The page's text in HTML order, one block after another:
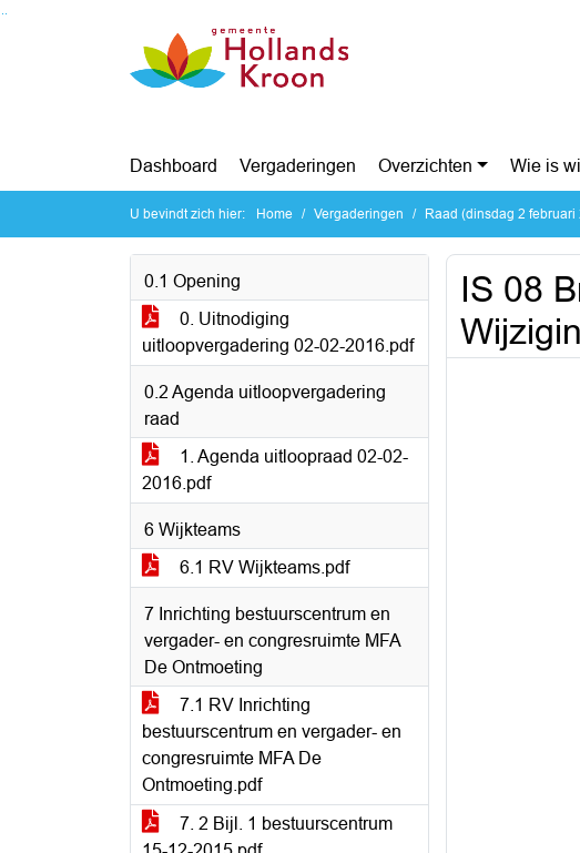
Ga naar de inhoud van deze pagina
Dashboard Vergaderingen Overzichten Wie is
U bevindt zich hier: Home Vergaderingen Raad (dinsdag 2 februari
0.1 Opening
0. Uitnodiging
uitloopvergadering 02-02-2016.pdf
0.2 Agenda uitloopvergadering
raad
1. Agenda uitloopraad 02-02-
2016.pdf
6 Wijkteams
6.1 RV Wijkteams.pdf
7 Inrichting bestuurscentrum en
vergader- en congresruimte MFA
De Ontmoeting
7.1 RV Inrichting
bestuurscentrum en vergader- en
congresruimte MFA De
Ontmoeting.pdf
7. 2 Bijl. 1 bestuurscentrum
IS 08